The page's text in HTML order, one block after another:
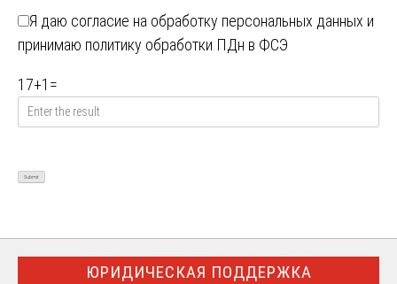
Я даю согласие на обработку персональных данных и
принимаю политику обработки ПДн в ФСЭ
17+1 =
ЮРИДИЧЕСКАЯ ПОДДЕРЖКА